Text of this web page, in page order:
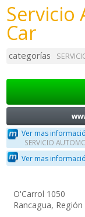
Servicio
Car
categorías
Ver mas
SERVICIO
Ver mas
O'Carrol 1050
Rancagua, Región